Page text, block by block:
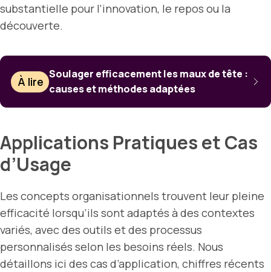
substantielle pour l’innovation, le repos ou la
découverte.
À lire
Soulager efficacement les maux de tête :
causes et méthodes adaptées
Applications Pratiques et Cas
d’Usage
Les concepts organisationnels trouvent leur pleine
efficacité lorsqu’ils sont adaptés à des contextes
variés, avec des outils et des processus
personnalisés selon les besoins réels. Nous
détaillons ici des cas d’application, chiffres récents